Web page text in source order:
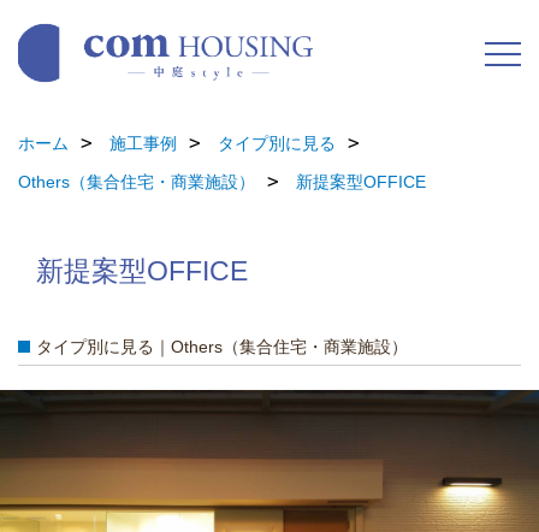
ホーム 施工事例
タイプ別に見る
Others（集合住宅・商業施設）
新提案型OFFICE
新提案型OFFICE
タイプ別に見る｜Others（集合住宅・商業施設）